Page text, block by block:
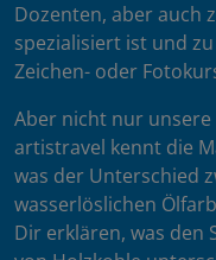
Dozenten, aber auch
spezialisiert ist und
Zeichen- oder
Aber nicht nur unsere
artistravel kennt die
was der Unterschied
wasserlöslichen
Dir erklären, was den